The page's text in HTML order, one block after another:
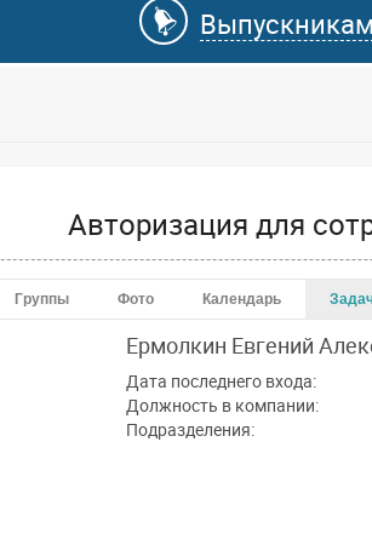
Авторизация для
Группы Фото Календарь
Ермолкин Евгений
Дата последнего входа:
Должность в компании:
Подразделения: